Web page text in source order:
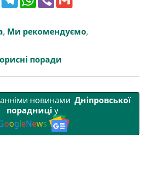
m
l
e
g
r
h
s
A
r l
, Ми рекомендуємо,
поради
новинами Дніпровської
порадниці у
oogleNews